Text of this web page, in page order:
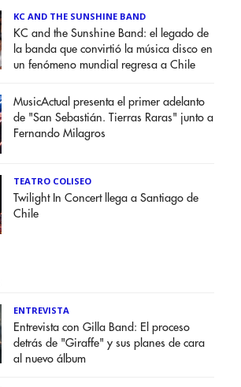
KC AND THE SUNSHINE BAND
KC and the Sunshine Band: el legado de
la banda que convirtió la música disco en
un fenómeno mundial regresa a Chile
MusicActual presenta el primer adelanto
de "San Sebastián. Tierras Raras" junto a
Fernando Milagros
TEATRO COLISEO
Twilight In Concert llega a Santiago de
Chile
ENTREVISTA
Entrevista con Gilla Band: El proceso
detrás de "Giraffe" y sus planes de cara
al nuevo álbum